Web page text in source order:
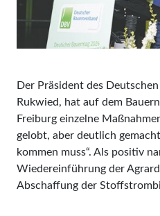
Der Präsident des
Rukwied, hat auf dem
Freiburg einzelne
gelobt, aber deutlich
kommen muss“. Als positiv
Wiedereinführung der
Abschaffung der